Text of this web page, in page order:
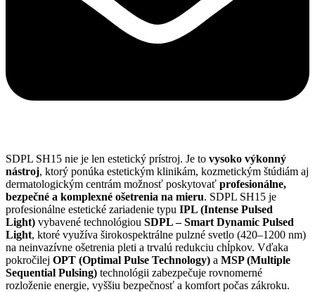
SDPL SH15 nie je len estetický prístroj. Je to vysoko výkonný
nástroj, ktorý ponúka estetickým klinikám, kozmetickým štúdiám aj
dermatologickým centrám možnosť poskytovať profesionálne,
bezpečné a komplexné ošetrenia na mieru. SDPL SH15 je
profesionálne estetické zariadenie typu IPL (Intense Pulsed
Light) vybavené technológiou SDPL – Smart Dynamic Pulsed
Light, ktoré využíva širokospektrálne pulzné svetlo (420–1200 nm)
na neinvazívne ošetrenia pleti a trvalú redukciu chĺpkov. Vďaka
pokročilej OPT (Optimal Pulse Technology) a MSP (Multiple
Sequential Pulsing) technológii zabezpečuje rovnomerné
rozloženie energie, vyššiu bezpečnosť a komfort počas zákroku.